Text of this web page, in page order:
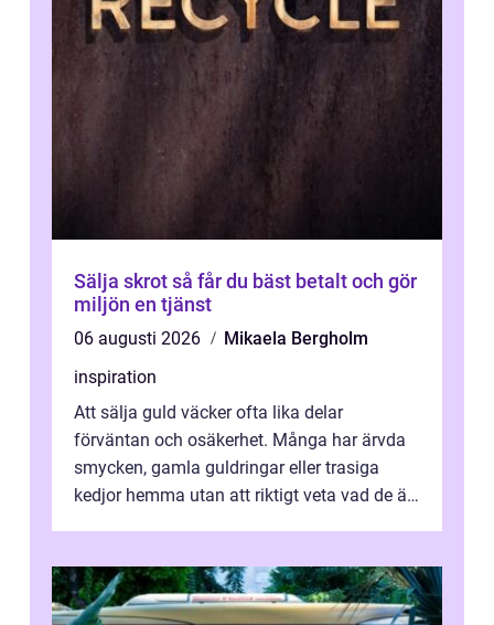
Sälja skrot så får du bäst betalt och gör
miljön en tjänst
06 augusti 2026
Mikaela Bergholm
inspiration
Att sälja guld väcker ofta lika delar
förväntan och osäkerhet. Många har ärvda
smycken, gamla guldringar eller trasiga
kedjor hemma utan att riktigt veta vad de är